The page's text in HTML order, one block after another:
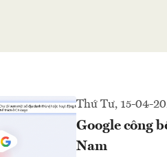
Thứ Tư, 15-04-
Google công
Nam